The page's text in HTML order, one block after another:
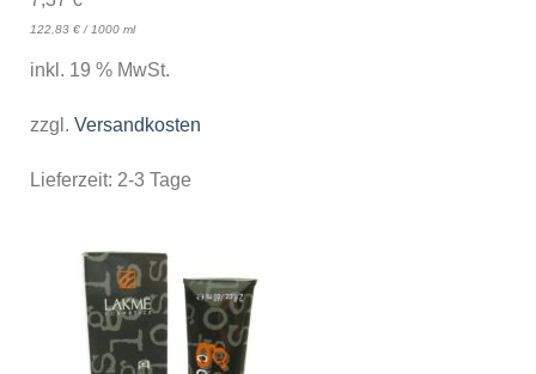
122,83 €/ 1000 ml
inkl. 19 % MwSt.
zzgl. Versandkosten
Lieferzeit: 2-3 Tage